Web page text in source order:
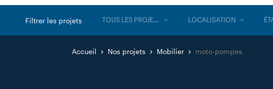
Filtrer les projets TOUS LES PROJETS LOCALISATION
Accueil Nos projets Mobilier moto-pompes